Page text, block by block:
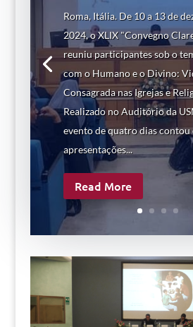
Roma, Itália. De 10 a 13 de
2024, o XLIX "Convegno
reuniu participantes sob o
com o Humano e o Divino:
Consagrada nas Igrejas e
Realizado no Auditório da
evento de quatro dias contou
apresentações...
Read More